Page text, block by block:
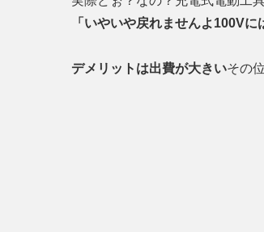
「いやいや戻れませんよ100Vに
デメリットは出費が大きいその